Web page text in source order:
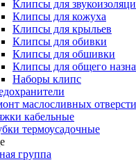
Клипсы для
Клипсы для кожуха
Клипсы для крыльев
Клипсы для обивки
Клипсы для обшивки
Клипсы для общего
Наборы клипс
маслосливных
кабельные
термоусадочные